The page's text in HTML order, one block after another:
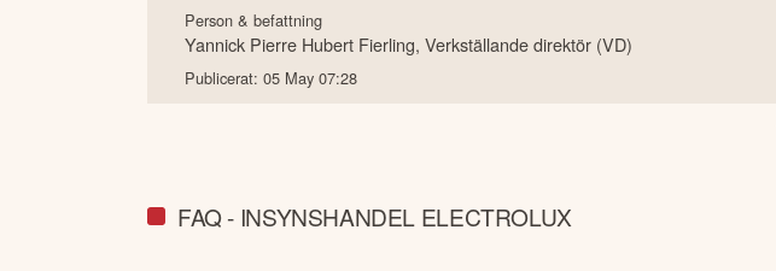
Person & befattning
Yannick Pierre Hubert Fierling, Verkställande direktör (VD)
Publicerat: 05 May 07:28
FAQ - INSYNSHANDEL ELECTROLUX